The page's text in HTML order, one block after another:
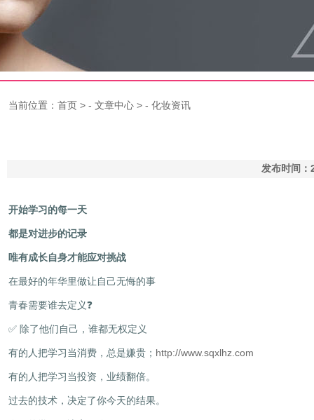
当前位置： 首页 > - 文章中心 > - 化妆资讯
发布时间
开始学习的每一天
都是对进步的记录
唯有成长自身才能应对挑战
在最好的年华里做让自己无悔的事
青春需要谁去定义❓
✅ 除了他们自己，谁都无权定义
有的人把学习当消费，总是嫌贵； http://www.sqxlhz.com
有的人把学习当投资，业绩翻倍。
过去的技术，决定了你今天的结果。